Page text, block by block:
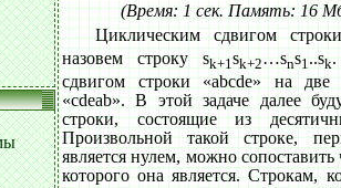
(Время: 1 сек. Память: 16
Циклическим сдвигом
назовем строку sk+1sk+2…sns1..sk.
сдвигом строки «abcde» на две
«cdeab». В этой задаче далее
строки, состоящие из
Произвольной такой строке,
является нулем, можно
которого она является. Строкам,